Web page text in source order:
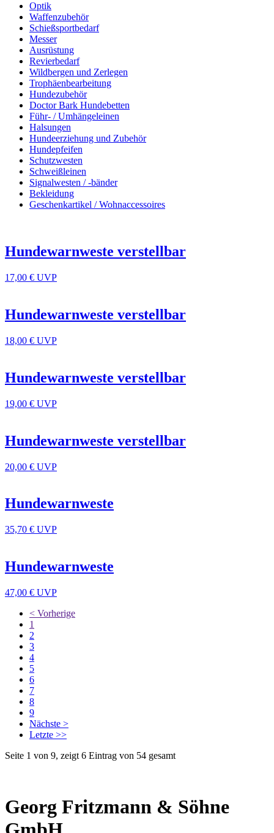
Optik
Waffenzubehör
Schießsportbedarf
Messer
Ausrüstung
Revierbedarf
Wildbergen und Zerlegen
Trophäenbearbeitung
Hundezubehör
Doctor Bark Hundebetten
Führ- / Umhängeleinen
Halsungen
Hundeerziehung und Zubehör
Hundepfeifen
Schutzwesten
Schweißleinen
Signalwesten / -bänder
Bekleidung
Geschenkartikel / Wohnaccessoires
Hundewarnweste verstellbar
17,00 € UVP
Hundewarnweste verstellbar
18,00 € UVP
Hundewarnweste verstellbar
19,00 € UVP
Hundewarnweste verstellbar
20,00 € UVP
Hundewarnweste
35,70 € UVP
Hundewarnweste
47,00 € UVP
< Vorherige
1
2
3
4
5
6
7
8
9
Nächste >
Letzte >>
Seite 1 von 9, zeigt 6 Eintrag von 54 gesamt
Georg Fritzmann & Söhne